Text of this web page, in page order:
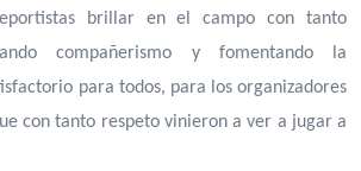
brillar en el campo con tanto
compañerismo y fomentando la
para todos, para los organizadores
con tanto respeto vinieron a ver a jugar a